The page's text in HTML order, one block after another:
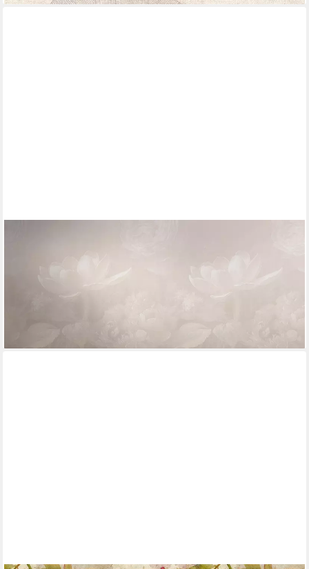
Fototapete, leicht strukturiert, floral, matt, botanisch, (1 St),
Malerische Blumenblüten mit natürlicher Tiefenwirkung
lieferbar - in 4-5 Werktagen bei dir